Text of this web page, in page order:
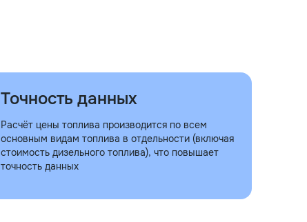
Точность данных
Расчёт цены топлива производится по всем
основным видам топлива в отдельности (включая
стоимость дизельного топлива), что повышает
точность данных